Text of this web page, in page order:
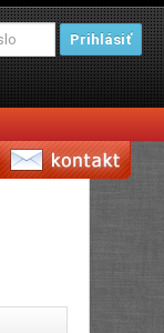
Prihlásiť